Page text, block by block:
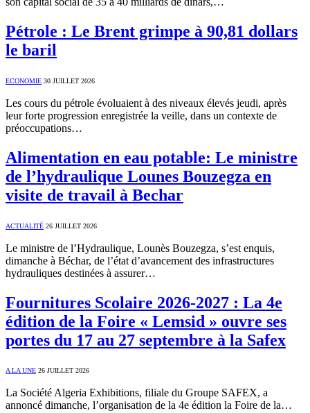
Pétrole : Le Brent grimpe à 90,81 dollars
le baril
ECONOMIE 30 JUILLET 2026
Les cours du pétrole évoluaient à des niveaux élevés jeudi, après
leur forte progression enregistrée la veille, dans un contexte de
préoccupations…
Alimentation en eau potable: Le ministre
de l’hydraulique Lounes Bouzegza en
visite de travail à Bechar
ACTUALITÉ 26 JUILLET 2026
Le ministre de l’Hydraulique, Lounès Bouzegza, s’est enquis,
dimanche à Béchar, de l’état d’avancement des infrastructures
hydrauliques destinées à assurer…
Fournitures Scolaire 2026-2027 : La 4e
édition de la Foire « Lemsid » ouvre ses
portes du 17 au 27 septembre à la Safex
A LA UNE 26 JUILLET 2026
La Société Algeria Exhibitions, filiale du Groupe SAFEX, a
annoncé dimanche, l’organisation de la 4e édition la Foire de la…